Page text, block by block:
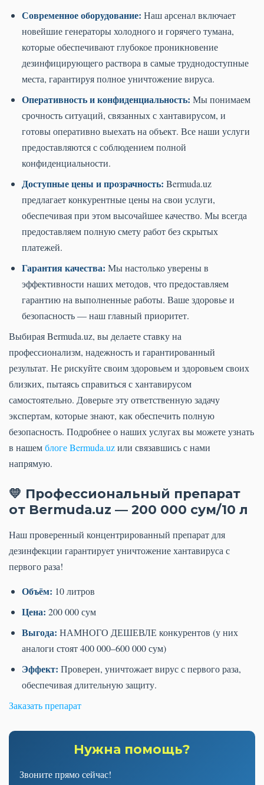
Современное оборудование: Наш арсенал включает
новейшие генераторы холодного и горячего тумана,
которые обеспечивают глубокое проникновение
дезинфицирующего раствора в самые труднодоступные
места, гарантируя полное уничтожение вируса.
Оперативность и конфиденциальность: Мы понимаем
срочность ситуаций, связанных с хантавирусом, и
готовы оперативно выехать на объект. Все наши услуги
предоставляются с соблюдением полной
конфиденциальности.
Доступные цены и прозрачность: Bermuda.uz
предлагает конкурентные цены на свои услуги,
обеспечивая при этом высочайшее качество. Мы всегда
предоставляем полную смету работ без скрытых
платежей.
Гарантия качества: Мы настолько уверены в
эффективности наших методов, что предоставляем
гарантию на выполненные работы. Ваше здоровье и
безопасность — наш главный приоритет.
Выбирая Bermuda.uz, вы делаете ставку на
профессионализм, надежность и гарантированный
результат. Не рискуйте своим здоровьем и здоровьем своих
близких, пытаясь справиться с хантавирусом
самостоятельно. Доверьте эту ответственную задачу
экспертам, которые знают, как обеспечить полную
безопасность. Подробнее о наших услугах вы можете узнать
в нашемблоге Bermuda.uzили связавшись с нами
напрямую.
💛 Профессиональный препарат
от Bermuda.uz — 200 000 сум/10 л
Наш проверенный концентрированный препарат для
дезинфекции гарантирует уничтожение хантавируса с
первого раза!
Объём: 10 литров
Цена: 200 000 сум
Выгода: НАМНОГО ДЕШЕВЛЕ конкурентов (у них
аналоги стоят 400 000–600 000 сум)
Эффект: Проверен, уничтожает вирус с первого раза,
обеспечивая длительную защиту.
Заказать препарат
Нужна помощь?
Звоните прямо сейчас!